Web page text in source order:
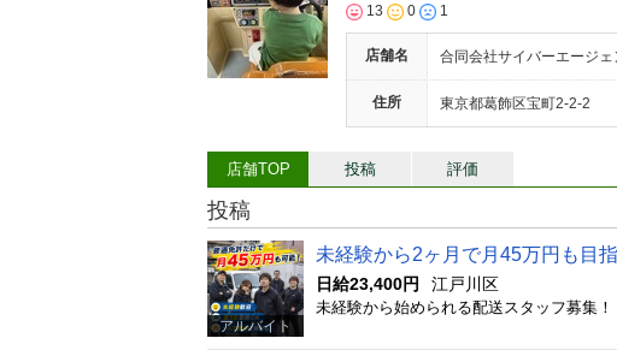
13 0 1
店舗名 合同会社サイバーエージェ
住所
東京都葛飾区宝町2-2-2
店舗TOP 投稿 評価
投稿
アルバイト
未経験から2ヶ月で月45万円も目
日給23,400円 江戸川区